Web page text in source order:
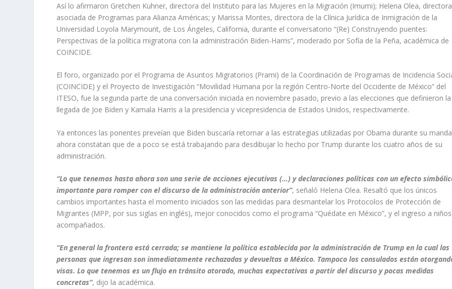
Así lo afirmaron Gretchen Kuhner, directora del Instituto para las Mujeres en la Migración (Imumi); Helena Olea, directora
asociada de Programas para Alianza Américas; y Marissa Montes, directora de la Clínica Jurídica de Inmigración de la
Universidad Loyola Marymount, de Los Ángeles, California, durante el conversatorio “(Re) Construyendo puentes:
Perspectivas de la política migratoria con la administración Biden-Harris”, moderado por Sofía de la Peña, académica de
COINCIDE.
El foro, organizado por el Programa de Asuntos Migratorios (Prami) de la Coordinación de Programas de Incidencia
(COINCIDE) y el Proyecto de Investigación “Movilidad Humana por la región Centro-Norte del Occidente de México” del
ITESO, fue la segunda parte de una conversación iniciada en noviembre pasado, previo a las elecciones que definieron la
llegada de Joe Biden y Kamala Harris a la presidencia y vicepresidencia de Estados Unidos, respectivamente.
Ya entonces las ponentes preveían que Biden buscaría retornar a las estrategias utilizadas por Obama durante su
ahora constatan que de a poco se está trabajando para desdibujar lo hecho por Trump durante los cuatro años de su
administración.
“Lo que tenemos hasta ahora son una serie de acciones ejecutivas (…) y declaraciones políticas con un efecto
importante para romper con el discurso de la administración anterior”, señaló Helena Olea. Resaltó que los únicos
cambios importantes hasta el momento iniciados son las medidas para desmantelar los Protocolos de Protección de
Migrantes (MPP, por sus siglas en inglés), mejor conocidos como el programa “Quédate en México”, y el ingreso a
acompañados.
“En general la frontera está cerrada; se mantiene la política establecida por la administración de Trump en la cual las
personas que ingresan son inmediatamente rechazadas y devueltas a México. Tampoco los consulados están
visas. Lo que tenemos es un flujo en tránsito atorado, muchas expectativas a partir del discurso y pocas medidas
concretas”, dijo la académica.